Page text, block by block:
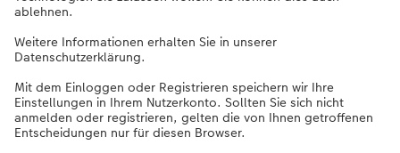
CEWE verpflichtet
sich zu einer
verantwortungsvollen
Technologien.
Unsere Haltung
haben wir in einer
Charta formuliert.